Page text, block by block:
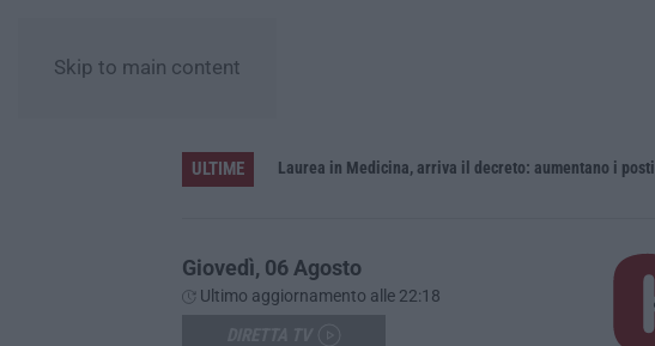
Skip to main content
ULTIME
Sistema bibliotecario vibonese, la dura replica di Soriano e Romeo: «Il fallimento è di chi ha staccato la spina» Laurea in Medicina, arriva il decreto: aumentano i posti
Giovedì, 06 Agosto
Ultimo aggiornamento alle 22:18